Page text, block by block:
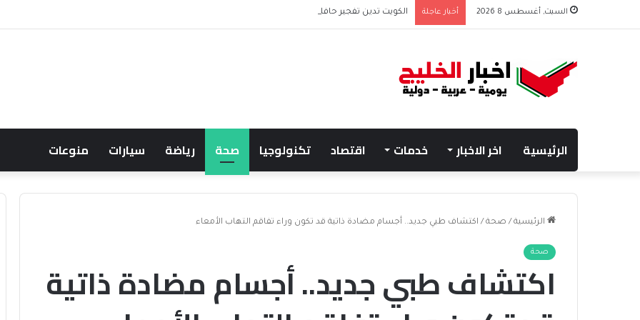
السبت, أغسطس 8 2026 أخبار عاجلة الكويت تدين تفجير حافلة ركاب في جرمانا السورية
الرئيسية اخر الاخبار خدمات اقتصاد تكنولوجيا صحة رياضة سيارات منوعات
الرئيسية / صحة / اكتشاف طبي جديد.. أجسام مضادة ذاتية قد تكون وراء تفاقم التهاب الأمعاء
صحة
اكتشاف طبي جديد.. أجسام مضادة ذاتية